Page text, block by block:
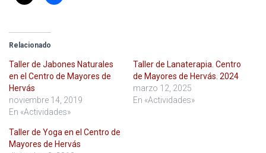
Relacionado
Taller de Jabones Naturales
en el Centro de Mayores de
Hervás
noviembre 14, 2019
En «Actividades»
Taller de Lanaterapia. Centro
de Mayores de Hervás. 2024
marzo 12, 2025
En «Actividades»
Taller de Yoga en el Centro de
Mayores de Hervás